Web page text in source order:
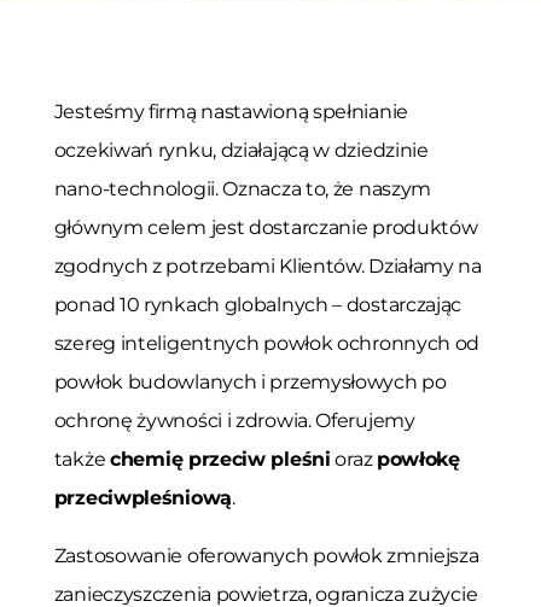
Jesteśmy firmą nastawioną spełnianie
oczekiwań rynku, działającą w dziedzinie
nano-technologii. Oznacza to, że naszym
głównym celem jest dostarczanie produktów
zgodnych z potrzebami Klientów. Działamy na
ponad 10 rynkach globalnych – dostarczając
szereg inteligentnych powłok ochronnych od
powłok budowlanych i przemysłowych po
ochronę żywności i zdrowia. Oferujemy
także chemię przeciw pleśni oraz powłokę
przeciwpleśniową.
Zastosowanie oferowanych powłok zmniejsza
zanieczyszczenia powietrza, ogranicza zużycie